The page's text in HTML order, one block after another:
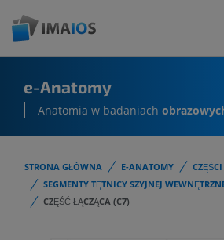
e-Anatomy
Anatomia w badaniach
STRONA GŁÓWNA E-ANATOMY
SEGMENTY TĘTNICY SZYJNEJ
CZĘŚĆ ŁĄCZĄCA (C7)